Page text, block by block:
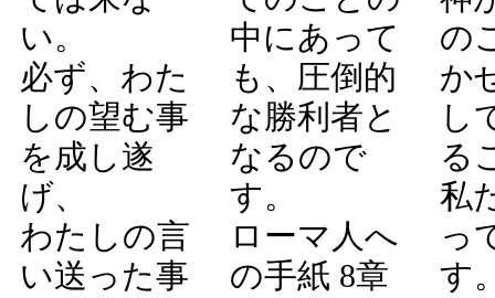
い。
必ず、わた
しの望む事
を成し遂
げ、
わたしの言
い送った事
中にあって
も、圧倒的
な勝利者と
なるので
す。
ローマ人へ
の手紙 8章
の
か
し
る
私
っ
す